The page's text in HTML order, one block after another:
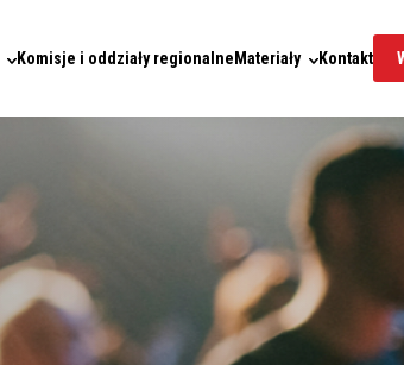
Komisje i oddziały regionalneMateriały Kontakt